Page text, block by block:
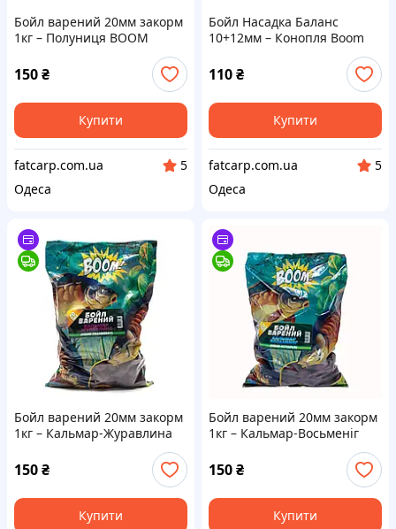
Бойл варений 20мм закорм
1кг – Полуниця BOOM
150₴
Купити
fatcarp.com.ua
5
Одеса
Бойл Насадка Баланс
10+12мм – Конопля Boom
110₴
Купити
fatcarp.com.ua
5
Одеса
Бойл варений 20мм закорм
1кг – Кальмар-Журавлина
150₴
Купити
Бойл варений 20мм закорм
1кг – Кальмар-Восьменіг
150₴
Купити